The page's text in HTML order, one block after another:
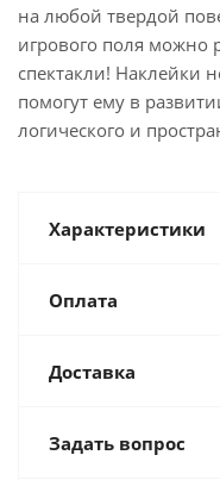
на любой твердой
игрового поля можно
спектакли! Наклейки
помогут ему в
логического и
Характеристики
Оплата
Доставка
Задать вопрос